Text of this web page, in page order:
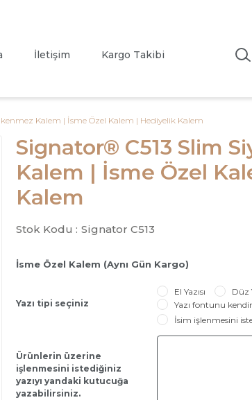
İletişim Kargo Takibi
Kalem | İsme Özel Kalem | Hediyelik Kalem
Signator® C513 Slim
Kalem | İsme Özel
Kalem
Stok Kodu : Signator C513
İsme Özel Kalem (Aynı Gün Kargo)
Yazı tipi seçiniz
El Yazısı
Düz
Yazı fontunu
İsim işlenmesini
Ürünlerin üzerine
işlenmesini istediğiniz
yazıyı yandaki kutucuğa
yazabilirsiniz.